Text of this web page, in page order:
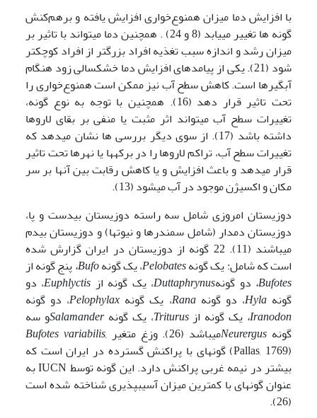
با افزایش دما میزان همنوع‌خواری افزایش یافته و برهم‌کنش
گونه ها تغییر می­یابد (8 و 24) . همچنین دما می­تواند با تاثیر بر
میزان رشد و اندازه سبب تغذیه افراد بزرگتر از افراد کوچکتر
شود (21). یکی از پیامدهای افزایش دما خشکسالی زود هنگام
آبگیرها است. کاهش سطح آب نیز ممکن است همنوع‌خواری را
تحت تاثیر قرار دهد (16). همچنین با توجه به نوع گونه،
تغییرات سطح آب می­تواند اثر مثبت یا منفی بر بقای لاروها
داشته باشد (17). از سوی دیگر بررسی ها نشان می­دهد که
تغییرات سطح آب، تراکم لاروها را در برکه­ها یا نهرها تحت تاثیر
قرار می­دهد و باعث افزایش و یا کاهش رقابت بین آنها بر سر
مکان و اکسیژن موجود در آب می­شود (13).
دوزیستان امروزی شامل سه راسته دوزیستان بی­دست و پا،
دوزیستان دم­دار (شامل سمندرها و نیوت­ها) و دوزیستان بی­دم
می­باشند (11). 22 گونه از دوزیستان در ایران گزارش شده
است که شامل: یک گونهPelobates، یک گونهBufo،پنج گونه از
Bufotes، دو گونهDuttaphrynus، یک گونه از Euphlyctis، دو
گونهHyla، دو گونهRana، یک گونه Pelophylax، دو گونه
Iranodon، یک گونه ازTriturus، یک گونهSalamanderو سه
گونه Neurergusمی­باشد (26). وزغ متغیر
Bufotes variabilis,
(Pallas, 1769) گونه­ای با پراکنش گسترده در ایران است که
بیش­تر در نیمه غربی پراکنش دارد. این گونه توسط IUCN به
عنوان گونه­ای با کم­ترین میزان آسیب­پذیری شناخته شده است
(26).